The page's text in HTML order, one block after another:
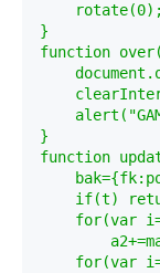
    rotate(0);
}
function
}
function
if(t)
for(var
for(var